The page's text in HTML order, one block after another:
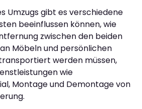
Umzugs gibt es verschiedene
beeinflussen können, wie
zwischen den beiden
Möbeln und persönlichen
werden müssen,
wie
Montage und Demontage von